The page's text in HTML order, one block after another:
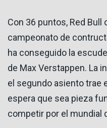
Con 36 puntos, Red Bull
campeonato de
ha conseguido la
de Max Verstappen. La
el segundo asiento trae
espera que sea pieza
competir por el mundial